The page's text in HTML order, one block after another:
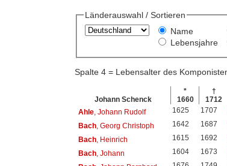
Länderauswahl / Sortieren
Name
Lebensjahre
Spalte 4 = Lebensalter des
Johann Schenck
*
1660
†
1712
Ahle, Johann Rudolf 1625 1707
Bach, Georg Christoph 1642 1687
Bach, Heinrich 1615 1692
Bach, Johann 1604 1673